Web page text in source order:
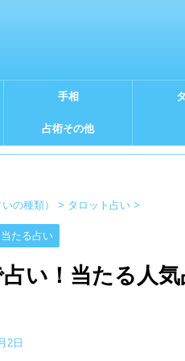
手相
占術その他
の種類） > タロット占い >
当たる占い
い！当たる人
2日